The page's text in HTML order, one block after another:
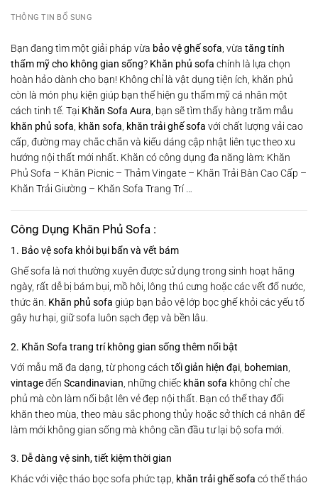
THÔNG TIN BỔ SUNG
Bạn đang tìm một giải pháp vừa bảo vệ ghế sofa , vừa tăng tính
thẩm mỹ cho không gian sống? Khăn phủ sofa chính là lựa chọn
hoàn hảo dành cho bạn! Không chỉ là vật dụng tiện ích, khăn phủ
còn là món phụ kiện giúp bạn thể hiện gu thẩm mỹ cá nhân một
cách tinh tế. Tại Khăn Sofa Aura , bạn sẽ tìm thấy hàng trăm mẫu
khăn phủ sofa khăn sofa khăn trải ghế sofa với chất lượng vải cao
cấp, đường may chắc chắn và kiểu dáng cập nhật liên tục theo xu
hướng nội thất mới nhất. Khăn có công dụng đa năng làm: Khăn
Phủ Sofa – Khăn Picnic – Thảm Vingate – Khăn Trải Bàn Cao Cấp –
Khăn Trải Giường – Khăn Sofa Trang Trí …
Công Dụng Khăn Phủ Sofa :
1. Bảo vệ sofa khỏi bụi bẩn và vết bám
Ghế sofa là nơi thường xuyên được sử dụng trong sinh hoạt hằng
ngày, rất dễ bị bám bụi, mồ hôi, lông thú cưng hoặc các vết đổ nước,
thức ăn. Khăn phủ sofa giúp bạn bảo vệ lớp bọc ghế khỏi các yếu tố
gây hư hại, giữ sofa luôn sạch đẹp và bền lâu.
2. Khăn Sofa trang trí không gian sống thêm nổi bật
Với mẫu mã đa dạng, từ phong cách tối giản hiện đại bohemian
vintageđến Scandinavian , những chiếc khăn sofa không chỉ che
phủ mà còn làm nổi bật lên vẻ đẹp nội thất. Bạn có thể thay đổi
khăn theo mùa, theo màu sắc phong thủy hoặc sở thích cá nhân để
làm mới không gian sống mà không cần đầu tư lại bộ sofa mới.
3. Dễ dàng vệ sinh, tiết kiệm thời gian
Khác với việc tháo bọc sofa phức tạp, khăn trải ghế sofa có thể tháo